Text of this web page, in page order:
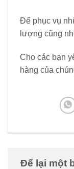
Để phục vụ
lượng cũng
Cho các bạn
hàng của
Để lại một